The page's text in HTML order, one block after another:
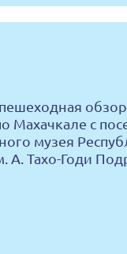
Махачкале с
музея
А. Тахо-Годи